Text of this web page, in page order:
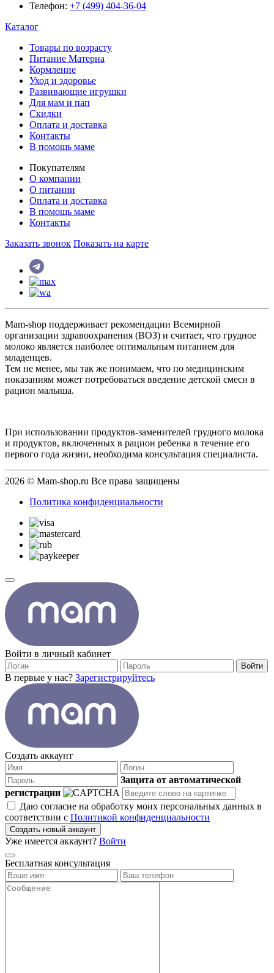
Телефон: +7 (499) 404-36-04
Каталог
Товары по возрасту
Питание Матерна
Кормление
Уход и здоровье
Развивающие игрушки
Для мам и пап
Скидки
Оплата и доставка
Контакты
В помощь маме
Покупателям
О компании
О питании
Оплата и доставка
В помощь маме
Контакты
Заказать звонок Показать на карте
Mam-shop поддерживает рекомендации Всемирной
организации здравоохранения (ВОЗ) и считает, что грудное
молоко является наиболее оптимальным питанием для
младенцев.
Тем не менее, мы так же понимаем, что по медицинским
показаниям может потребоваться введение детской смеси в
рацион малыша.
При использовании продуктов-заменителей грудного молока
и продуктов, включенных в рацион ребенка в течение его
первого года жизни, необходима консультация специалиста.
2026 © Mam-shop.ru Все права защищены
Политика конфиденциальности
Войти в личный кабинет
Войти
В первые у нас? Зарегистрируйтесь
Создать аккаунт
Защита от автоматической
регистрации
Даю согласие на обработку моих персональных данных в
соответствии с Политикой конфиденциальности
Создать новый аккаунт
Уже имеется аккаунт? Войти
Бесплатная консультация